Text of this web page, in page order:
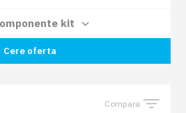
kit
TOP44RBN 433,92 MHZ
albastru deschis
2 BUC
Cere oferta
Compara